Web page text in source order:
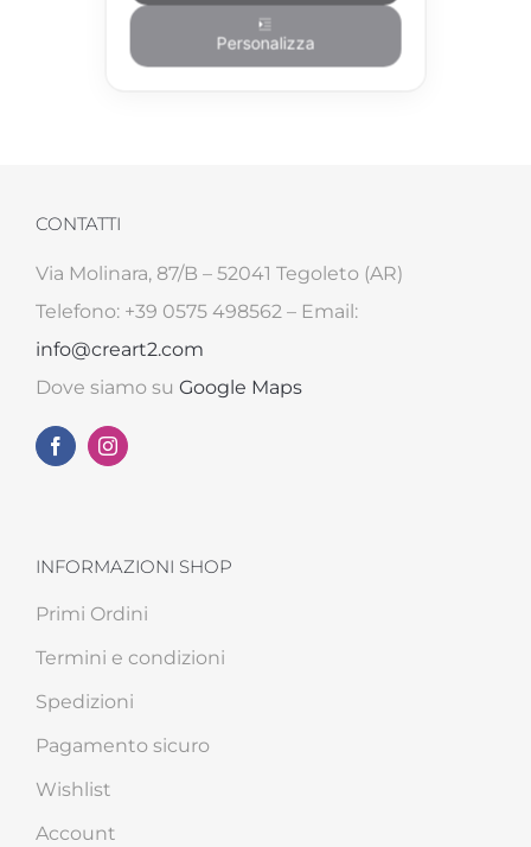
CONTATTI
Via Molinara, 87/B – 52041 Tegoleto (AR)
Telefono: +39 0575 498562 – Email:
info@creart2.com
Dove siamo su Google Maps
INFORMAZIONI SHOP
Primi Ordini
Termini e condizioni
Spedizioni
Pagamento sicuro
Wishlist
Account
Personalizza